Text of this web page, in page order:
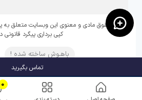
0
تمامی حقوق مادی و معنوی این وبسایت متعلق به
کپی برداری پیگرد قانونی
باهـوش ساخته شده !
تماس بگیرید